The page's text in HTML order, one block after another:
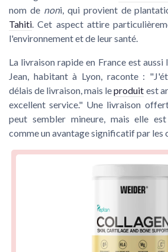
nom de noni, qui provient de
Tahiti. Cet aspect attire
l'environnement et de leur santé.
La livraison rapide en Franceest aussi
Jean, habitant à Lyon, raconte :
délais de livraison, mais leproduit est
excellent service." Une livraison
peut sembler mineure, mais elle
comme un avantage significatif par les